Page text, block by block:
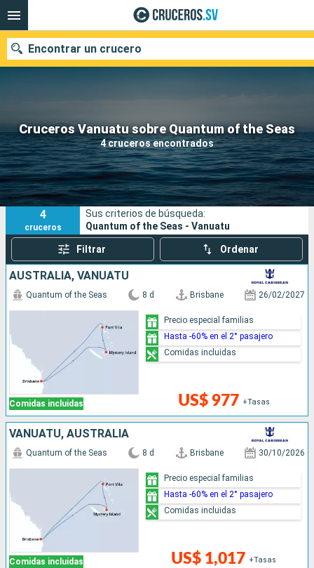
Cruceros Vanuatu sobre Quantum of the Seas
4 cruceros encontrados
Encontrar un crucero
Nuestros destinos
Fecha de salida
Puertos Compañías
Buscar
4
cruceros
Sus criterios de búsqueda:
Quantum of the Seas - Vanuatu
Filtrar Ordenar
AUSTRALIA, VANUATU
Comidas incluidas
Quantum of the Seas 8 d Brisbane 26/02/2027
US$ 977 +Tasas
Precio especial familias
Hasta -60% en el 2° pasajero
Comidas incluidas
VANUATU, AUSTRALIA
Comidas incluidas
Quantum of the Seas 8 d Brisbane 30/10/2026
US$ 1,017 +Tasas
Precio especial familias
Hasta -60% en el 2° pasajero
Comidas incluidas